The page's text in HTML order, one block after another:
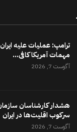
ترامپ: عملیات علیه
مهمات آمریکا کافی...
آگوست 7, 2026
هشدار کارشناسان
سرکوب اقلیت‌ها در ایران
آگوست 7, 2026